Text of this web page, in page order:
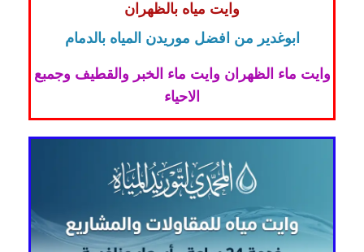
وايت مياه بالظهران
ابوغدير من افضل موريدن المياه بالدمام
وايت ماء الظهران وايت ماء الخبر والقطيف وجمبع
الاحياء